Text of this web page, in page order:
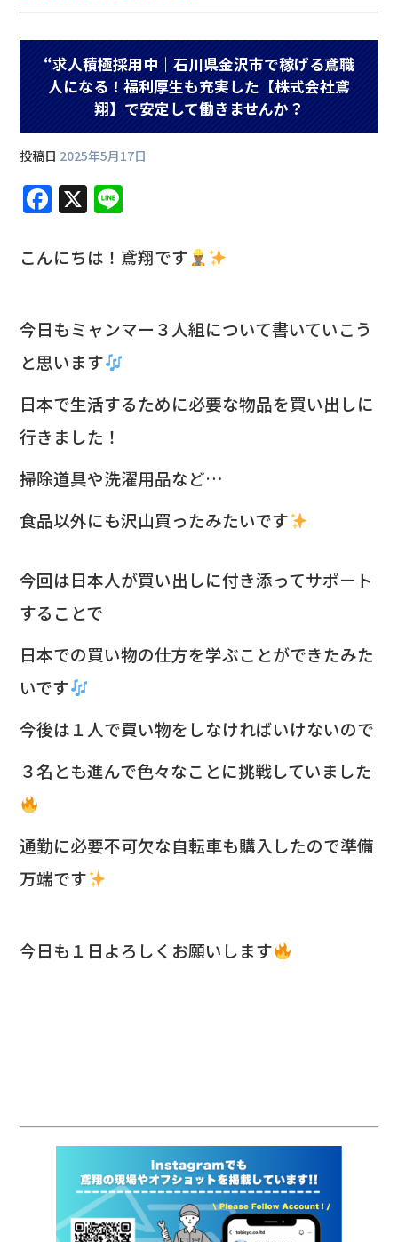
“求人積極採用中｜石川県金沢市で稼げる鳶職
人になる！福利厚生も充実した【株式会社鳶
翔】で安定して働きませんか？
投稿日 2025年5月17日
F
c
b
o
o
k
X
e
こんにちは！鳶翔です
今日もミャンマー３人組について書いていこう
と思います
日本で生活するために必要な物品を買い出しに
行きました！
掃除道具や洗濯用品など…
食品以外にも沢山買ったみたいです
今回は日本人が買い出しに付き添ってサポート
することで
日本での買い物の仕方を学ぶことができたみた
いです
今後は１人で買い物をしなければいけないので
３名とも進んで色々なことに挑戦していました
通勤に必要不可欠な自転車も購入したので準備
万端です
今日も１日よろしくお願いします